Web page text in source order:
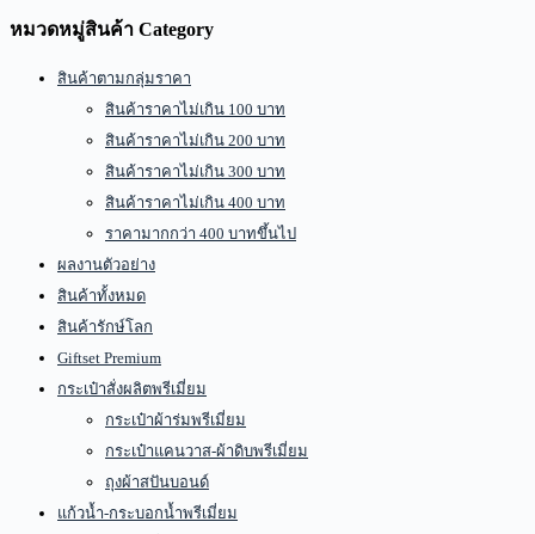
หมวดหมู่สินค้า Category
สินค้าตามกลุ่มราคา
สินค้าราคาไม่เกิน 100 บาท
สินค้าราคาไม่เกิน 200 บาท
สินค้าราคาไม่เกิน 300 บาท
สินค้าราคาไม่เกิน 400 บาท
ราคามากกว่า 400 บาทขึ้นไป
ผลงานตัวอย่าง
สินค้าทั้งหมด
สินค้ารักษ์โลก
Giftset Premium
กระเป๋าสั่งผลิตพรีเมี่ยม
กระเป๋าผ้าร่มพรีเมี่ยม
กระเป๋าแคนวาส-ผ้าดิบพรีเมี่ยม
ถุงผ้าสปันบอนด์
แก้วน้ำ-กระบอกน้ำพรีเมี่ยม